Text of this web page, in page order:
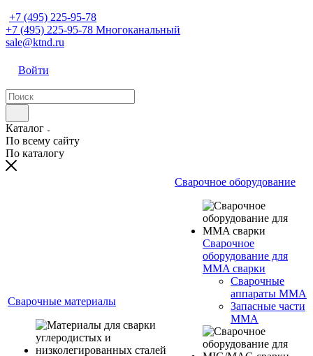
+7 (495) 225-95-78
+7 (495) 225-95-78 Многоканальный
sale@ktnd.ru
Войти
Каталог
По всему сайту
По каталогу
Сварочные материалы
Сварочное оборудование
Сварочное
оборудование для
MMA сварки
Сварочные
аппараты MMA
Запасные части
MMA